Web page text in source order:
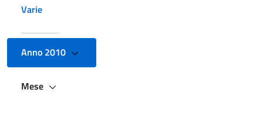
Varie
Anno 2010
Mese